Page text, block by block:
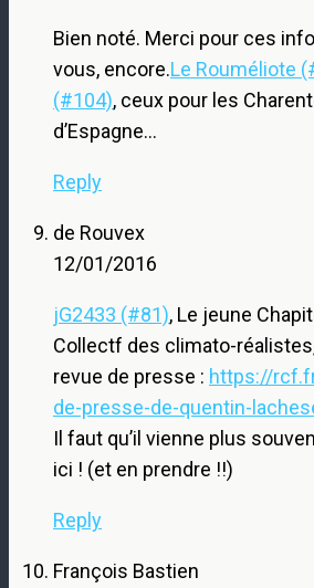
Bien noté. Merci pour ces
vous, encore.Le Rouméliote
(#104), ceux pour les
d’Espagne…
Reply
de Rouvex
12/01/2016
jG2433 (#81), Le jeune
Collectf des climato-
revue de presse : https://
de-presse-de-quentin-
Il faut qu’il vienne plus
ici ! (et en prendre !!)
Reply
François Bastien